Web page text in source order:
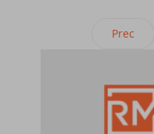
Prec